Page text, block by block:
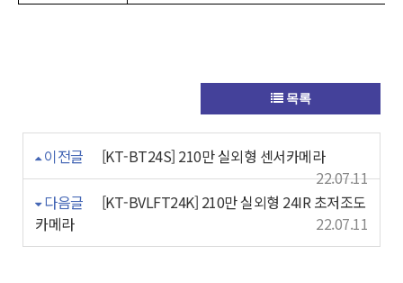
목록
이전글
[KT-BT24S] 210만 실외형 센서카메라
22.07.11
다음글
[KT-BVLFT24K] 210만 실외형 24IR 초저조도
카메라
22.07.11